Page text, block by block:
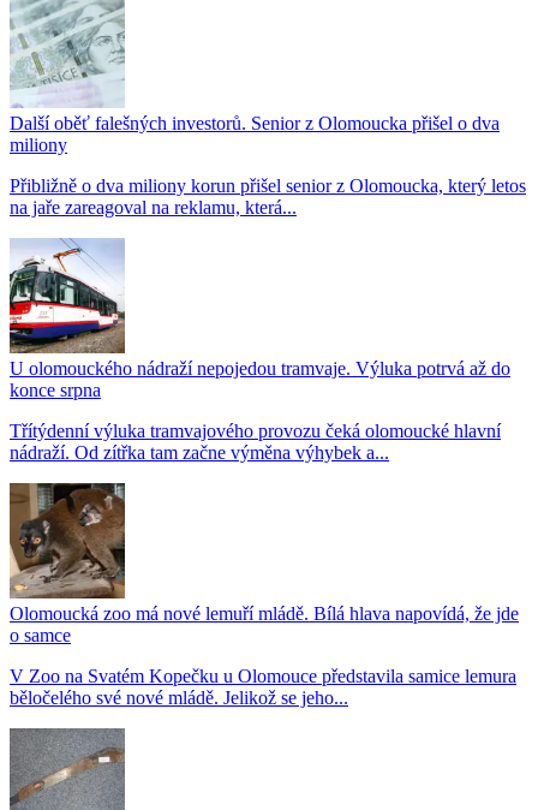
Další oběť falešných investorů. Senior z Olomoucka přišel o dva
miliony
Přibližně o dva miliony korun přišel senior z Olomoucka, který letos
na jaře zareagoval na reklamu, která...
U olomouckého nádraží nepojedou tramvaje. Výluka potrvá až do
konce srpna
Třítýdenní výluka tramvajového provozu čeká olomoucké hlavní
nádraží. Od zítřka tam začne výměna výhybek a...
Olomoucká zoo má nové lemuří mládě. Bílá hlava napovídá, že jde
o samce
V Zoo na Svatém Kopečku u Olomouce představila samice lemura
běločelého své nové mládě. Jelikož se jeho...